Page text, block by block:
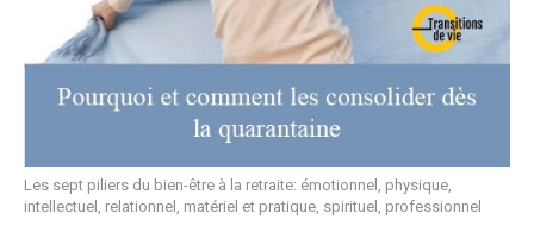
Les sept piliers du bien-être à la retraite: émotionnel, physique,
intellectuel, relationnel, matériel et pratique, spirituel, professionnel